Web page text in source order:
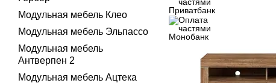
Модульная мебель Клео
Модульная мебель Эльпассо
Модульная мебель
Антверпен 2
Модульная мебель Ацтека